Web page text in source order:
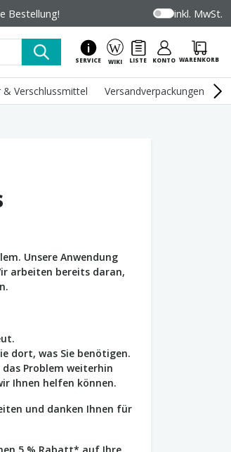
Bestellung! inkl. MwSt.
SERVICE WIKI LISTE KONTO WARENKORB
& Verschlussmittel Versandverpackungen
Unsere Anwendung
arbeiten bereits daran,
dort, was Sie benötigen.
das Problem weiterhin
Ihnen helfen können.
und danken Ihnen für